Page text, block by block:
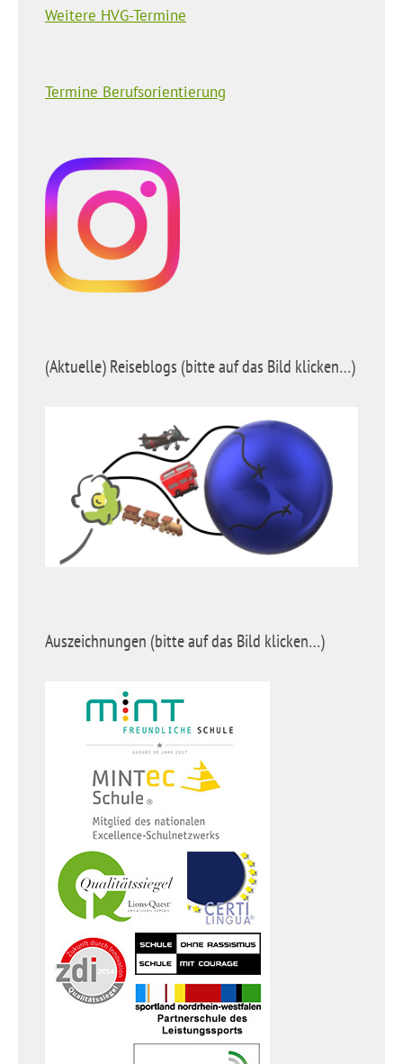
Weitere HVG-Termine
Termine Berufsorientierung
(Aktuelle) Reiseblogs (bitte auf das Bild klicken…)
Auszeichnungen (bitte auf das Bild klicken…)